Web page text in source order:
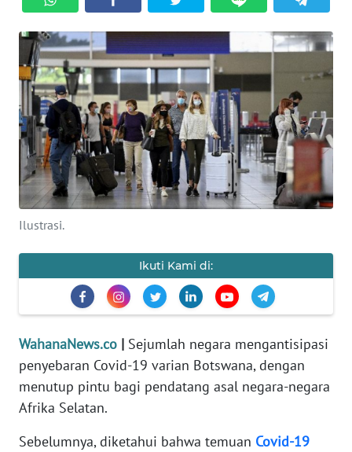
Ilustrasi.
Ikuti Kami di:
WahanaNews.co | Sejumlah negara mengantisipasi
penyebaran Covid-19 varian Botswana, dengan
menutup pintu bagi pendatang asal negara-negara
Afrika Selatan.
Sebelumnya, diketahui bahwa temuan Covid-19
EKUIN
SAINS-TEKNO
KESEHATAN
INTERNASIONAL
SERBA-SERBI
PENDIDIKAN
OLAHRAGA
OPINI
EDITORIAL